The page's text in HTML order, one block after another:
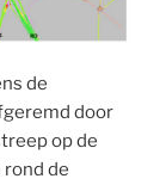
de
door
op de
rond de